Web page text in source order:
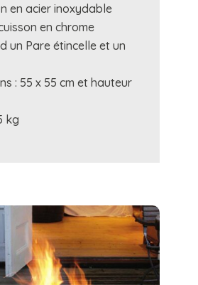
en acier inoxydable
en chrome
un Pare étincelle et un
: 55 x 55 cm et hauteur
kg